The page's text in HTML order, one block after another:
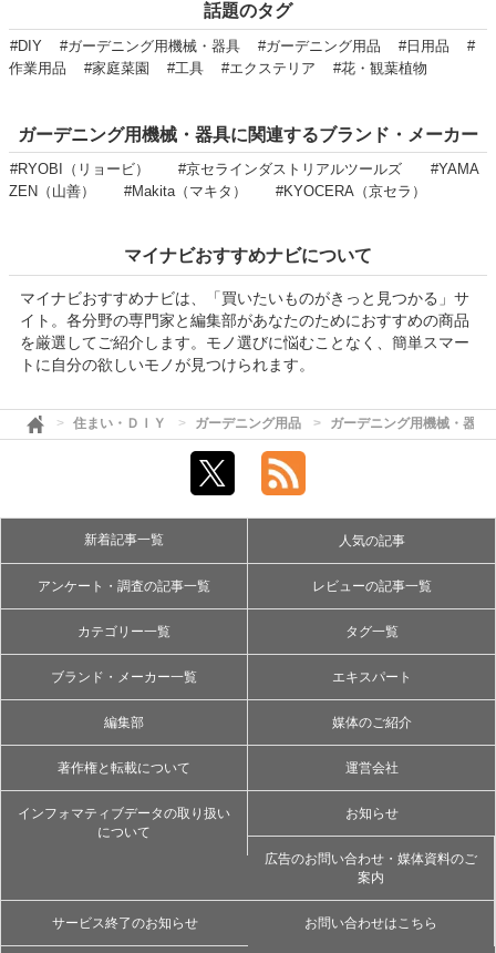
話題のタグ
#DIY #ガーデニング用機械・器具 #ガーデニング用品 #日用品
#
作業用品
#家庭菜園 #工具 #エクステリア #花・観葉植物
ガーデニング用機械・器具に関連するブランド・メーカー
#RYOBI（リョービ） #京セラインダストリアルツールズ
#YAMA
ZEN（山善）
#Makita（マキタ） #KYOCERA（京セラ）
マイナビおすすめナビについて
マイナビおすすめナビは、「買いたいものがきっと見つかる」サ
イト。各分野の専門家と編集部があなたのためにおすすめの商品
を厳選してご紹介します。モノ選びに悩むことなく、簡単スマー
トに自分の欲しいモノが見つけられます。
住まい・ＤＩＹ ガーデニング用品 ガーデニング用機械・器具
新着記事一覧 人気の記事
アンケート・調査の記事一覧 レビューの記事一覧
カテゴリー一覧 タグ一覧
ブランド・メーカー一覧 エキスパート
編集部 媒体のご紹介
著作権と転載について 運営会社
インフォマティブデータの取り扱い
について
お知らせ
広告のお問い合わせ・媒体資料のご
案内
サービス終了のお知らせ お問い合わせはこちら